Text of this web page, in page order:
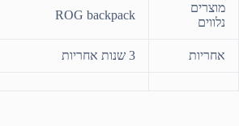
מוצרים
נלווים
ROG backpack
אחריות 3 שנות אחריות